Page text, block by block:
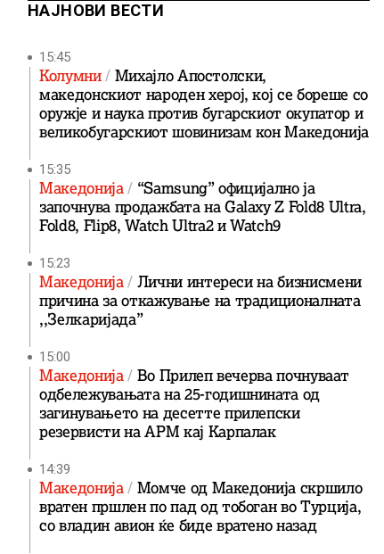
НАЈНОВИ ВЕСТИ
15:45
Колумни Михајло Апостолски,
македонскиот народен херој, кој се бореше со
оружје и наука против бугарскиот окупатор и
великобугарскиот шовинизам кон Македонија
15:35
Македонија “Samsung” официјално ја
започнува продажбата на Galaxy Z Fold8 Ultra,
Fold8, Flip8, Watch Ultra2 и Watch9
15:23
Македонија Лични интереси на бизнисмени
причина за откажување на традиционалната
,,Зелкаријада”
15:00
Македонија Во Прилеп вечерва почнуваат
одбележувањата на 25-годишнината од
загинувањето на десетте прилепски
резервисти на АРМ кај Карпалак
14:39
Македонија Момче од Македонија скршило
вратен пршлен по пад од тобоган во Турција,
со владин авион ќе биде вратенo назад